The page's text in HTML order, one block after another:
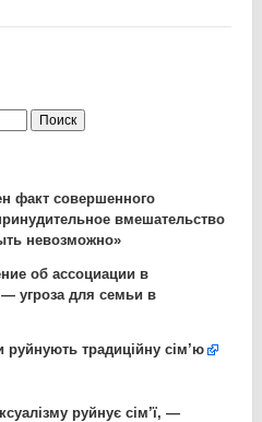
факт совершенного
вмешательство
невозможно»
об ассоциации в
угроза для семьи в
традиційну сім’ю
руйнує сім’ї, —